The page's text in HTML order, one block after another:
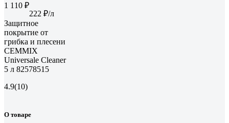
1 110 ₽
222 ₽/л
Защитное
покрытие от
грибка и плесени
CEMMIX
Universale Cleaner
5 л 82578515
4.9(10)
О товаре